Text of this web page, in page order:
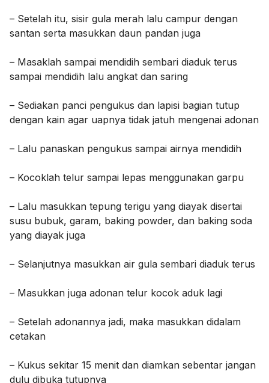
– Setelah itu, sisir gula merah lalu campur dengan
santan serta masukkan daun pandan juga
– Masaklah sampai mendidih sembari diaduk terus
sampai mendidih lalu angkat dan saring
– Sediakan panci pengukus dan lapisi bagian tutup
dengan kain agar uapnya tidak jatuh mengenai adonan
– Lalu panaskan pengukus sampai airnya mendidih
– Kocoklah telur sampai lepas menggunakan garpu
– Lalu masukkan tepung terigu yang diayak disertai
susu bubuk, garam, baking powder, dan baking soda
yang diayak juga
– Selanjutnya masukkan air gula sembari diaduk terus
– Masukkan juga adonan telur kocok aduk lagi
– Setelah adonannya jadi, maka masukkan didalam
cetakan
– Kukus sekitar 15 menit dan diamkan sebentar jangan
dulu dibuka tutupnya